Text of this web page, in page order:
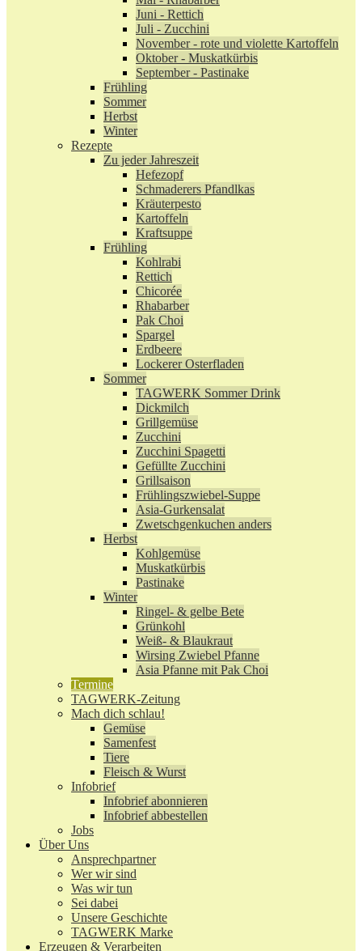
Juni - Rettich
Juli - Zucchini
November - rote und violette Kartoffeln
Oktober - Muskatkürbis
September - Pastinake
Frühling
Sommer
Herbst
Winter
Rezepte
Zu jeder Jahreszeit
Hefezopf
Schmaderers Pfandlkas
Kräuterpesto
Kartoffeln
Kraftsuppe
Frühling
Kohlrabi
Rettich
Chicorée
Rhabarber
Pak Choi
Spargel
Erdbeere
Lockerer Osterfladen
Sommer
TAGWERK Sommer Drink
Dickmilch
Grillgemüse
Zucchini
Zucchini Spagetti
Gefüllte Zucchini
Grillsaison
Frühlingszwiebel-Suppe
Asia-Gurkensalat
Zwetschgenkuchen anders
Herbst
Kohlgemüse
Muskatkürbis
Pastinake
Winter
Ringel- & gelbe Bete
Grünkohl
Weiß- & Blaukraut
Wirsing Zwiebel Pfanne
Asia Pfanne mit Pak Choi
Termine
TAGWERK-Zeitung
Mach dich schlau!
Gemüse
Samenfest
Tiere
Fleisch & Wurst
Infobrief
Infobrief abonnieren
Infobrief abbestellen
Jobs
Über Uns
Ansprechpartner
Wer wir sind
Was wir tun
Sei dabei
Unsere Geschichte
TAGWERK Marke
Erzeugen & Verarbeiten